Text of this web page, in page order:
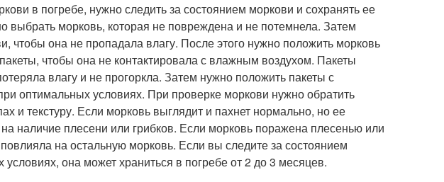
в погребе, нужно следить за состоянием моркови и сохранять ее
выбрать морковь, которая не повреждена и не потемнела. Затем
чтобы она не пропадала влагу. После этого нужно положить морковь
чтобы она не контактировала с влажным воздухом. Пакеты
влагу и не прогоркла. Затем нужно положить пакеты с
оптимальных условиях. При проверке моркови нужно обратить
и текстуру. Если морковь выглядит и пахнет нормально, но ее
наличие плесени или грибков. Если морковь поражена плесенью или
на остальную морковь. Если вы следите за состоянием
она может храниться в погребе от 2 до 3 месяцев.